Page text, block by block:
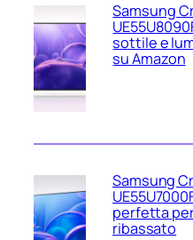
Samsung
sottile e
su Amazon
Samsung
perfetta
ribassato